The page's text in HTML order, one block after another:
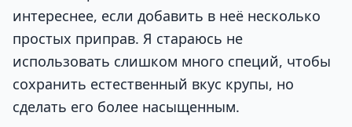
интереснее, если добавить в неё несколько
простых приправ. Я стараюсь не
использовать слишком много специй, чтобы
сохранить естественный вкус крупы, но
сделать его более насыщенным.